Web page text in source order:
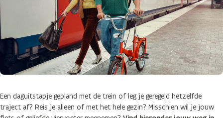
Een daguitstapje gepland met de trein of leg je geregeld hetzelfde
traject af? Reis je alleen of met het hele gezin? Misschien wil je jouw